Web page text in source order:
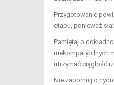
Przygotowanie
etapu, ponieważ
Pamiętaj o
niekompatybilnych
utrzymać ciągłość
Nie zapomnij o